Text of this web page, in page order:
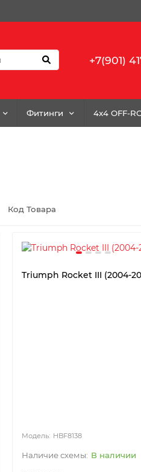
+7(901)
Фитинги 4x4 OFF-
Код Товара
Triumph Rocket III (2004-
HBF8138
В наличии